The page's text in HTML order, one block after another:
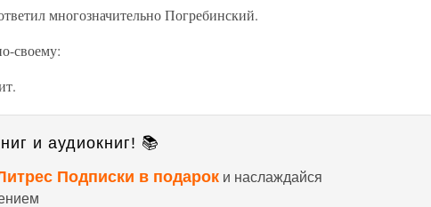
многозначительно Погребинский.
своему:
и аудиокниг! 📚
Подписки в подарок и наслаждайся